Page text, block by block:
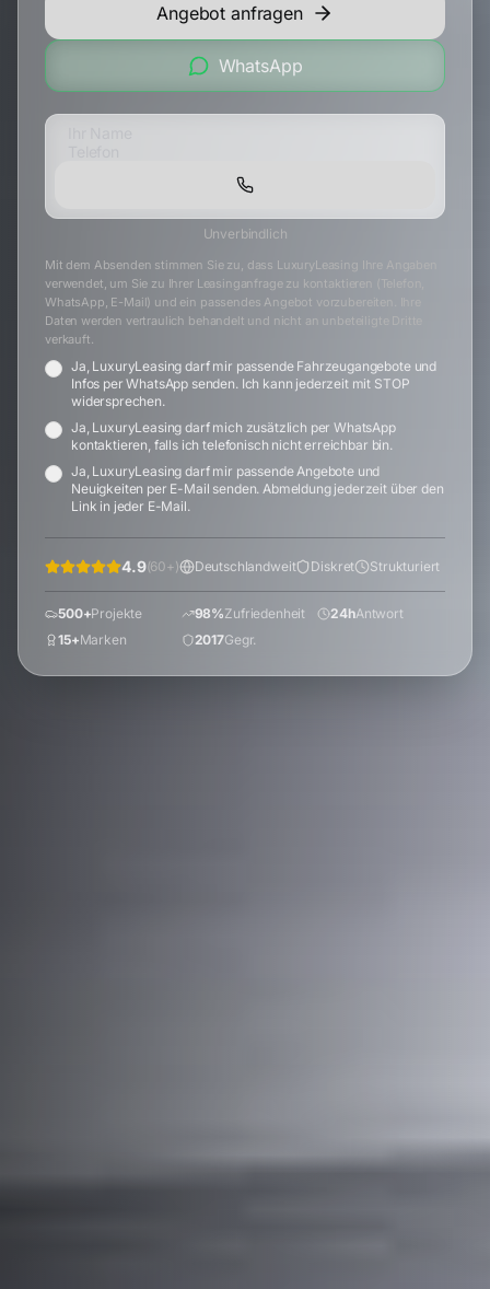
Angebot anfragen
WhatsApp
Unverbindlich
Mit dem Absenden stimmen Sie zu, dass LuxuryLeasing Ihre Angaben
verwendet, um Sie zu Ihrer Leasinganfrage zu kontaktieren (Telefon,
WhatsApp, E-Mail) und ein passendes Angebot vorzubereiten. Ihre
Daten werden vertraulich behandelt und nicht an unbeteiligte Dritte
verkauft.
Ja, LuxuryLeasing darf mir passende Fahrzeugangebote und
Infos per WhatsApp senden. Ich kann jederzeit mit STOP
widersprechen.
Ja, LuxuryLeasing darf mich zusätzlich per WhatsApp
kontaktieren, falls ich telefonisch nicht erreichbar bin.
Ja, LuxuryLeasing darf mir passende Angebote und
Neuigkeiten per E-Mail senden. Abmeldung jederzeit über den
Link in jeder E-Mail.
4.9(60+) Deutschlandweit Diskret Strukturiert
500+Projekte 98%Zufriedenheit 24hAntwort
15+Marken 2017Gegr.